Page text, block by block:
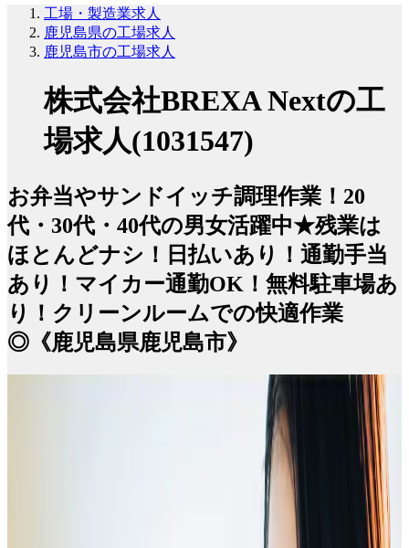
工場・製造業求人
鹿児島県の工場求人
鹿児島市の工場求人
株式会社BREXA Nextの工
場求人(1031547)
お弁当やサンドイッチ調理作業！20
代・30代・40代の男女活躍中★残業は
ほとんどナシ！日払いあり！通勤手当
あり！マイカー通勤OK！無料駐車場あ
り！クリーンルームでの快適作業
◎《鹿児島県鹿児島市》